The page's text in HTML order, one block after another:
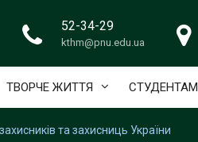
52-34-29
kthm@pnu.edu.ua
ТВОРЧЕ ЖИТТЯ СТУДЕНТАМ
та захисниць України